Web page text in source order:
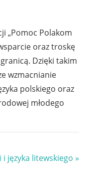
„Pomoc Polakom
oraz troskę
Dzięki takim
wzmacnianie
polskiego oraz
młodego
języka litewskiego